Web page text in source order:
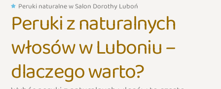
Peruki naturalne w Salon Dorothy Luboń
Peruki z naturalnych
włosów w Luboniu –
dlaczego warto? ​